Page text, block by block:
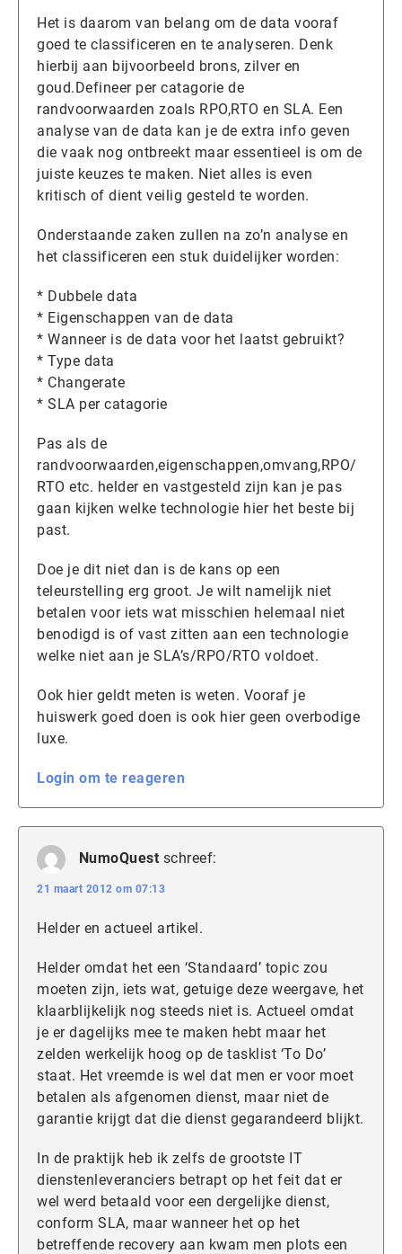
Het is daarom van belang om de data vooraf
goed te classificeren en te analyseren. Denk
hierbij aan bijvoorbeeld brons, zilver en
goud.Defineer per catagorie de
randvoorwaarden zoals RPO,RTO en SLA. Een
analyse van de data kan je de extra info geven
die vaak nog ontbreekt maar essentieel is om de
juiste keuzes te maken. Niet alles is even
kritisch of dient veilig gesteld te worden.
Onderstaande zaken zullen na zo’n analyse en
het classificeren een stuk duidelijker worden:
* Dubbele data
* Eigenschappen van de data
* Wanneer is de data voor het laatst gebruikt?
* Type data
* Changerate
* SLA per catagorie
Pas als de
randvoorwaarden,eigenschappen,omvang,RPO/
RTO etc. helder en vastgesteld zijn kan je pas
gaan kijken welke technologie hier het beste bij
past.
Doe je dit niet dan is de kans op een
teleurstelling erg groot. Je wilt namelijk niet
betalen voor iets wat misschien helemaal niet
benodigd is of vast zitten aan een technologie
welke niet aan je SLA’s/RPO/RTO voldoet.
Ook hier geldt meten is weten. Vooraf je
huiswerk goed doen is ook hier geen overbodige
luxe.
Login om te reageren
NumoQuest schreef:
21 maart 2012 om 07:13
Helder en actueel artikel.
Helder omdat het een ‘Standaard’ topic zou
moeten zijn, iets wat, getuige deze weergave, het
klaarblijkelijk nog steeds niet is. Actueel omdat
je er dagelijks mee te maken hebt maar het
zelden werkelijk hoog op de tasklist ‘To Do’
staat. Het vreemde is wel dat men er voor moet
betalen als afgenomen dienst, maar niet de
garantie krijgt dat die dienst gegarandeerd blijkt.
In de praktijk heb ik zelfs de grootste IT
dienstenleveranciers betrapt op het feit dat er
wel werd betaald voor een dergelijke dienst,
conform SLA, maar wanneer het op het
betreffende recovery aan kwam men plots een